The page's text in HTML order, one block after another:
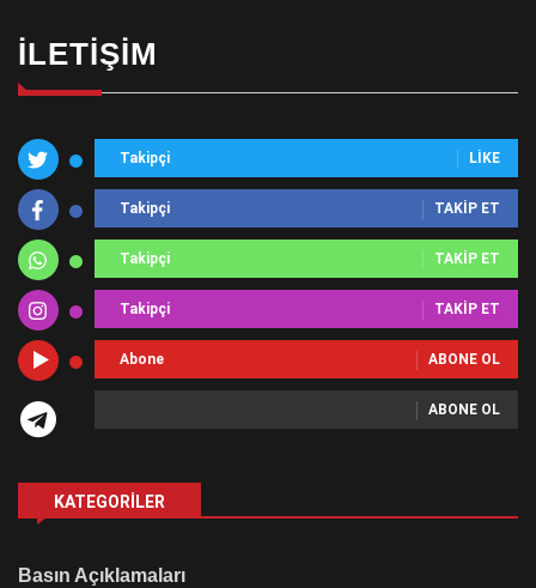
İLETIŞIM
Takipçi LIKE
Takipçi TAKIP ET
Takipçi TAKIP ET
Takipçi TAKIP ET
Abone ABONE OL
ABONE OL
KATEGORILER
Basın Açıklamaları